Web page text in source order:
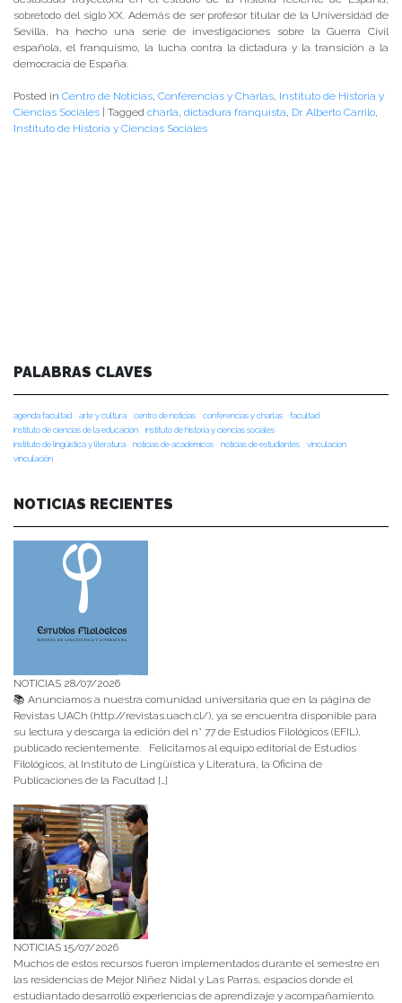
sobretodo del siglo XX. Además de ser profesor titular de la Universidad de
Sevilla, ha hecho una serie de investigaciones sobre la Guerra Civil
española, el franquismo, la lucha contra la dictadura y la transición a la
democracia de España.
Posted in Centro de Noticias, Conferencias y Charlas, Instituto de Historia y
Ciencias Sociales
Tagged charla, dictadura franquista, Dr. Alberto Carrilo,
Instituto de Historia y Ciencias Sociales
PALABRAS CLAVES
agenda facultad arte y cultura centro de noticias conferencias y charlas
facultad
instituto de ciencias de la educación
instituto de historia y ciencias sociales
instituto de lingüística y literatura
noticias de académicos noticias de estudiantes
vinculacion
vinculación
NOTICIAS RECIENTES
NOTICIAS 28/07/2026
📚 Anunciamos a nuestra comunidad universitaria que en la página de
Revistas UACh (http://revistas.uach.cl/), ya se encuentra disponible para
su lectura y descarga la edición del n° 77 de Estudios Filológicos (EFIL),
publicado recientemente. Felicitamos al equipo editorial de Estudios
Filológicos, al Instituto de Lingüística y Literatura, la Oficina de
Publicaciones de la Facultad […]
NOTICIAS 15/07/2026
Muchos de estos recursos fueron implementados durante el semestre en
las residencias de Mejor Niñez Nidal y Las Parras, espacios donde el
estudiantado desarrolló experiencias de aprendizaje y acompañamiento.